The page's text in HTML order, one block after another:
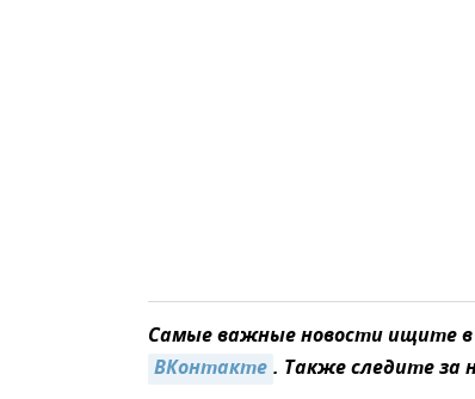
Самые важные новости ищите
ВКонтакте. Также следите за